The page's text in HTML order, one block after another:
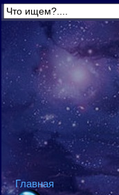
Главная